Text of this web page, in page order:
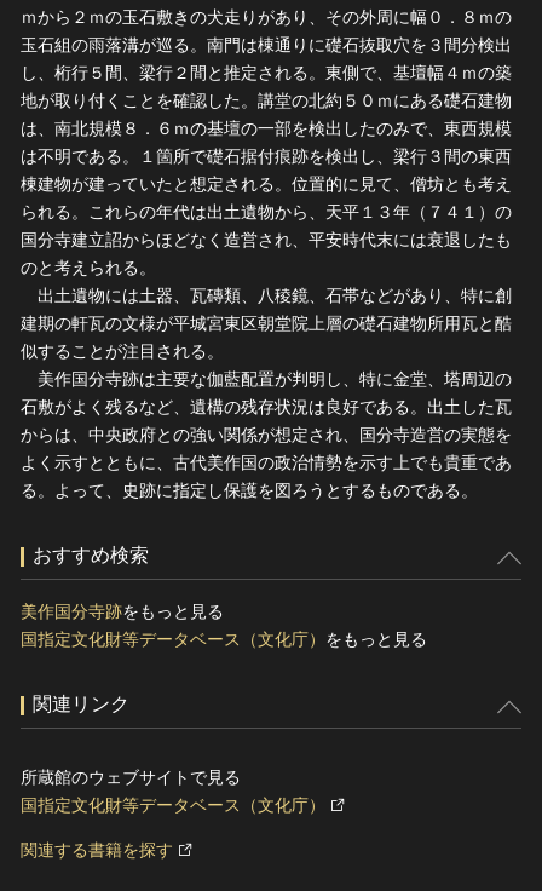
ｍから２ｍの玉石敷きの犬走りがあり、その外周に幅０．８ｍの
玉石組の雨落溝が巡る。南門は棟通りに礎石抜取穴を３間分検出
し、桁行５間、梁行２間と推定される。東側で、基壇幅４ｍの築
地が取り付くことを確認した。講堂の北約５０ｍにある礎石建物
は、南北規模８．６ｍの基壇の一部を検出したのみで、東西規模
は不明である。１箇所で礎石据付痕跡を検出し、梁行３間の東西
棟建物が建っていたと想定される。位置的に見て、僧坊とも考え
られる。これらの年代は出土遺物から、天平１３年（７４１）の
国分寺建立詔からほどなく造営され、平安時代末には衰退したも
のと考えられる。
出土遺物には土器、瓦磚類、八稜鏡、石帯などがあり、特に創
建期の軒瓦の文様が平城宮東区朝堂院上層の礎石建物所用瓦と酷
似することが注目される。
美作国分寺跡は主要な伽藍配置が判明し、特に金堂、塔周辺の
石敷がよく残るなど、遺構の残存状況は良好である。出土した瓦
からは、中央政府との強い関係が想定され、国分寺造営の実態を
よく示すとともに、古代美作国の政治情勢を示す上でも貴重であ
る。よって、史跡に指定し保護を図ろうとするものである。
おすすめ検索
美作国分寺跡をもっと見る
国指定文化財等データベース（文化庁） をもっと見る
関連リンク
所蔵館のウェブサイトで見る
国指定文化財等データベース（文化庁）
関連する書籍を探す